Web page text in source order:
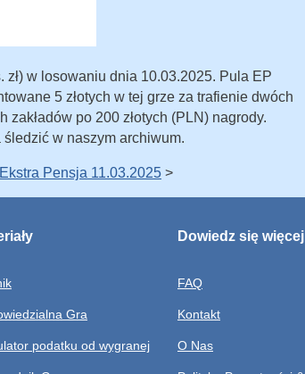
zł) w losowaniu dnia 10.03.2025. Pula EP
5 złotych w tej grze za trafienie dwóch
po 200 złotych (PLN) nagrody.
w naszym archiwum.
Pensja 11.03.2025 >
Gra
podatku od wygranej
Dowiedz się więcej
FAQ
Kontakt
O Nas